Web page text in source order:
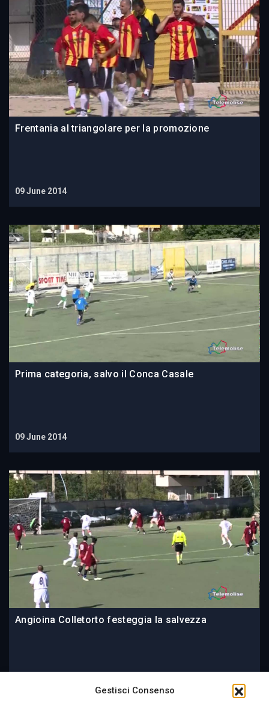
Gestisci Consenso
Frentania al triangolare per la promozione
09 June 2014
Prima categoria, salvo il Conca Casale
09 June 2014
Angioina Colletorto festeggia la salvezza